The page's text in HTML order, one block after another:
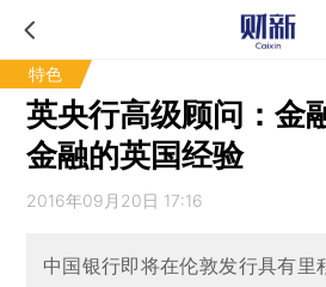
特色
英央行高级顾问：金
金融的英国经验
2016年09月20日 17:16
中国银行即将在伦敦发行具有里